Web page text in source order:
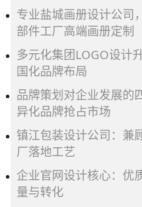
专业盐城画册设计公司
部件工厂高端画册定制
多元化集团LOGO设计
国化品牌布局
品牌策划对企业发展的
异化品牌抢占市场
镇江包装设计公司：兼
厂落地工艺
企业官网设计核心：优
量与转化